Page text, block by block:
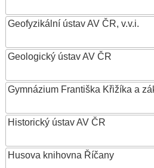
Geofyzikální ústav AV ČR, v.v.i.
Geologický ústav AV ČR
Gymnázium Františka Křižíka a
Historický ústav AV ČR
Husova knihovna Říčany